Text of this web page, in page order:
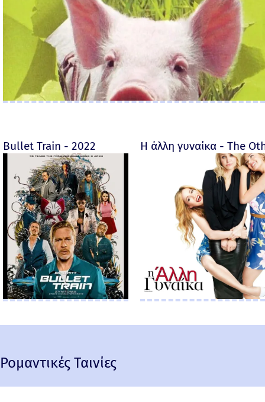
Bullet Train - 2022 Η άλλη γυναίκα - The
Ρομαντικές Ταινίες